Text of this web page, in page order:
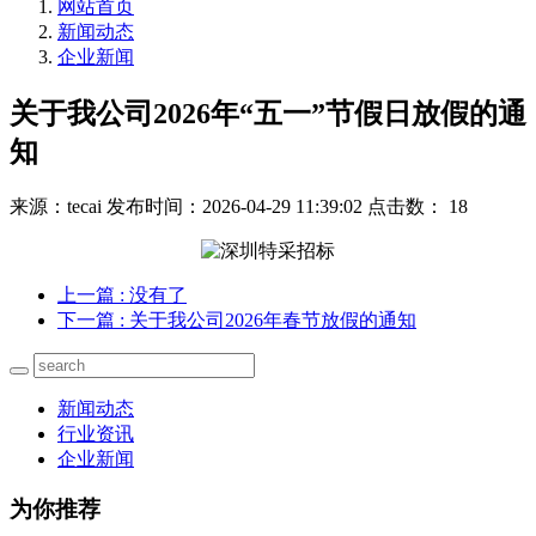
网站首页
新闻动态
企业新闻
关于我公司2026年“五一”节假日放假的通
知
来源：tecai 发布时间：2026-04-29 11:39:02 点击数： 18
上一篇 : 没有了
下一篇 : 关于我公司2026年春节放假的通知
新闻动态
行业资讯
企业新闻
为你推荐